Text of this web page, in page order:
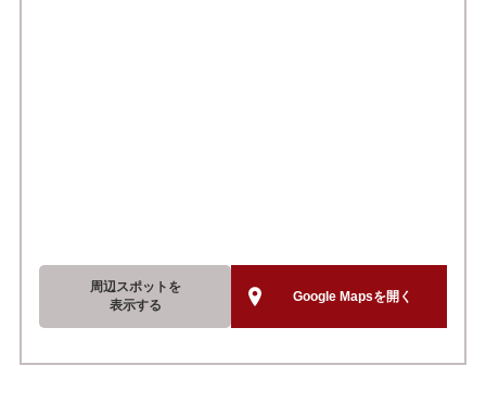
周辺スポットを
表示する
Google Mapsを開く